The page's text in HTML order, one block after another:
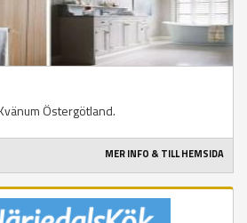
Östergötland.
MER INFO & TILL HEMSIDA